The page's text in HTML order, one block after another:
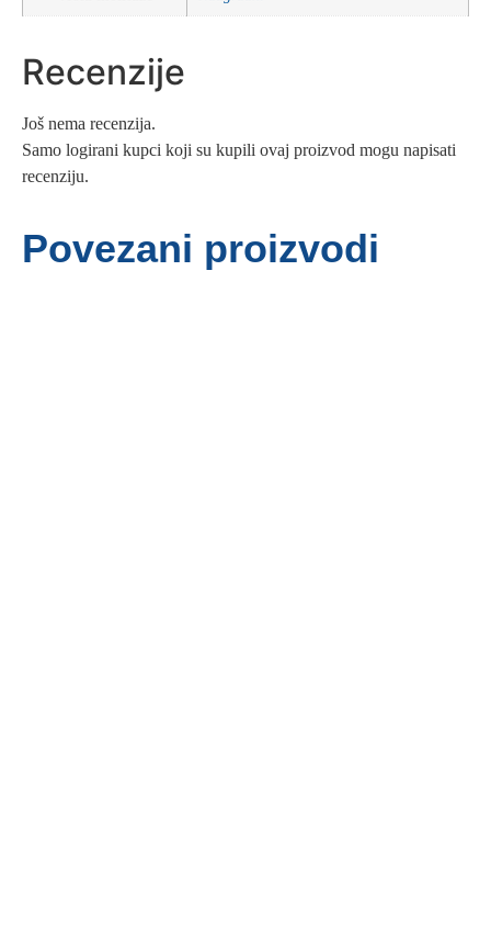
Recenzije
Još nema recenzija.
Samo logirani kupci koji su kupili ovaj proizvod mogu napisati
recenziju.
Povezani proizvodi